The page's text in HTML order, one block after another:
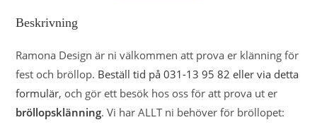
Beskrivning
Ramona Design är ni välkommen att prova er klänning för
fest och bröllop. Beställ tid på 031-13 95 82 eller via detta
formulär, och gör ett besök hos oss för att prova ut er
bröllopsklänning. Vi har ALLT ni behöver för bröllopet: